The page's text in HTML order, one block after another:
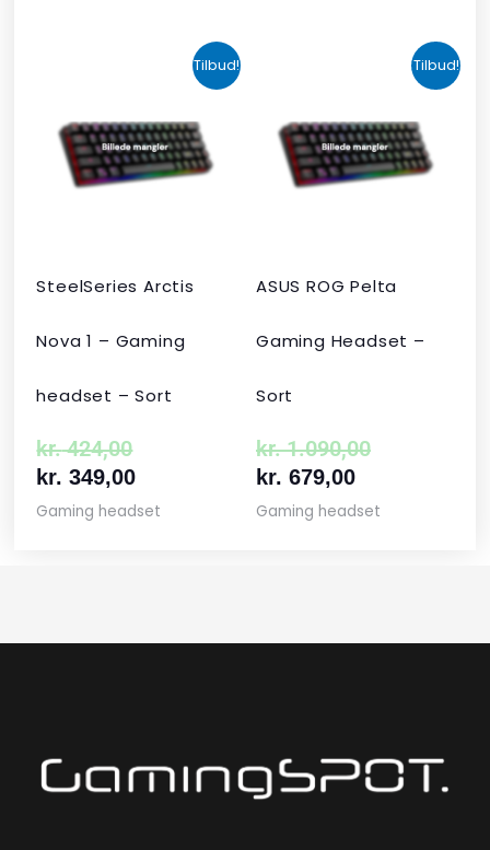
Tilbud!
SteelSeries Arctis
Nova 1 – Gaming
headset – Sort
kr.424,00
oprindelige
pris
var:
kr. 424,00.
kr. 349,00
aktuelle
pris
er:
kr. 349,00.
Gaming headset
Tilbud!
ASUS ROG Pelta
Gaming Headset –
Sort
kr.1.090,00
oprindelige
pris
var:
kr.
kr. 679,00
aktuelle
pris
er:
kr. 679,00.
Gaming headset